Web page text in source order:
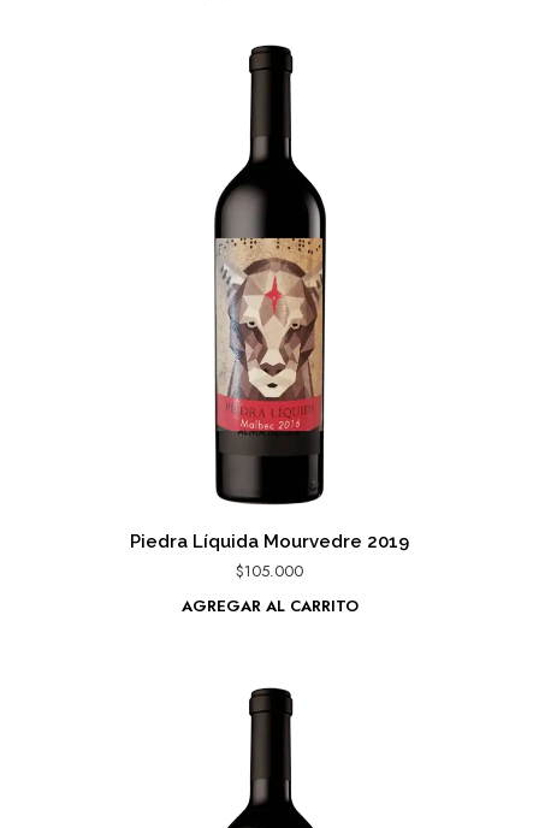
Piedra Líquida Mourvedre 2019
$105.000
AGREGAR AL CARRITO